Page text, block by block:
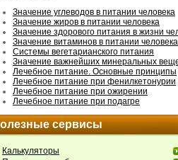
Значение углеводов в питании человека
Значение жиров в питании человека
Значение здорового питания в жизни
Значение витаминов в питании человека
Системы вегетарианского питания
Значение важнейших минеральных
Лечебное питание. Основные принципы
Лечебное питание при фенилкетонурии
Лечебное питание при ожирении
Лечебное питание при подагре
сервисы
Калькуляторы